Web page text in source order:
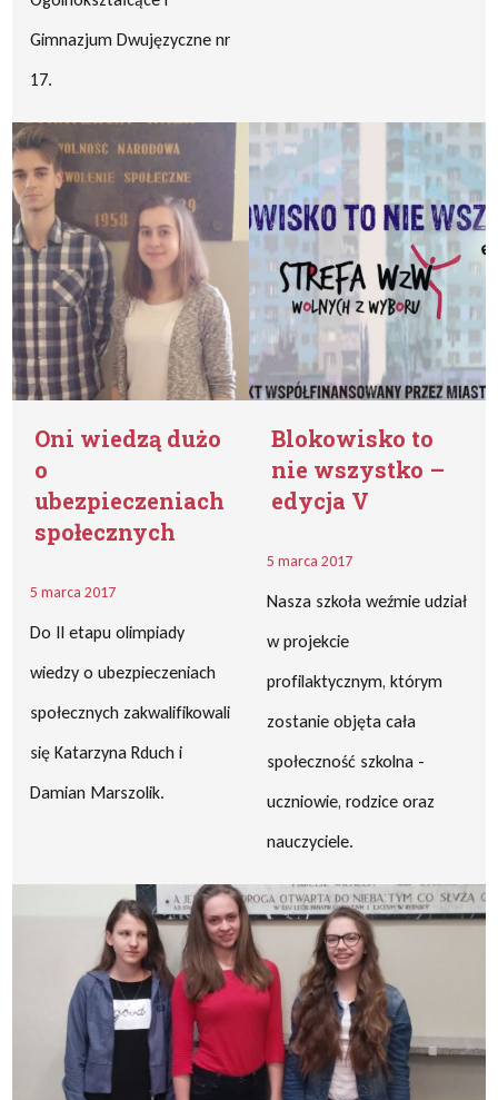
Gimnazjum Dwujęzyczne nr
17.
Oni wiedzą dużo
o
ubezpieczeniach
społecznych
5 marca 2017
Do II etapu olimpiady
wiedzy o ubezpieczeniach
społecznych zakwalifikowali
się Katarzyna Rduch i
Damian Marszolik.
Blokowisko to
nie wszystko –
edycja V
5 marca 2017
Nasza szkoła weźmie udział
w projekcie
profilaktycznym, którym
zostanie objęta cała
społeczność szkolna -
uczniowie, rodzice oraz
nauczyciele.